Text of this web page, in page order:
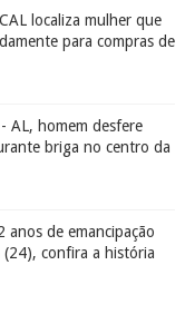
localiza mulher que
para compras de
AL, homem desfere
briga no centro da
anos de emancipação
confira a história